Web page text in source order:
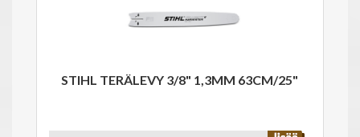
STIHL TERÄLEVY 3/8" 1,3MM 63CM/25"